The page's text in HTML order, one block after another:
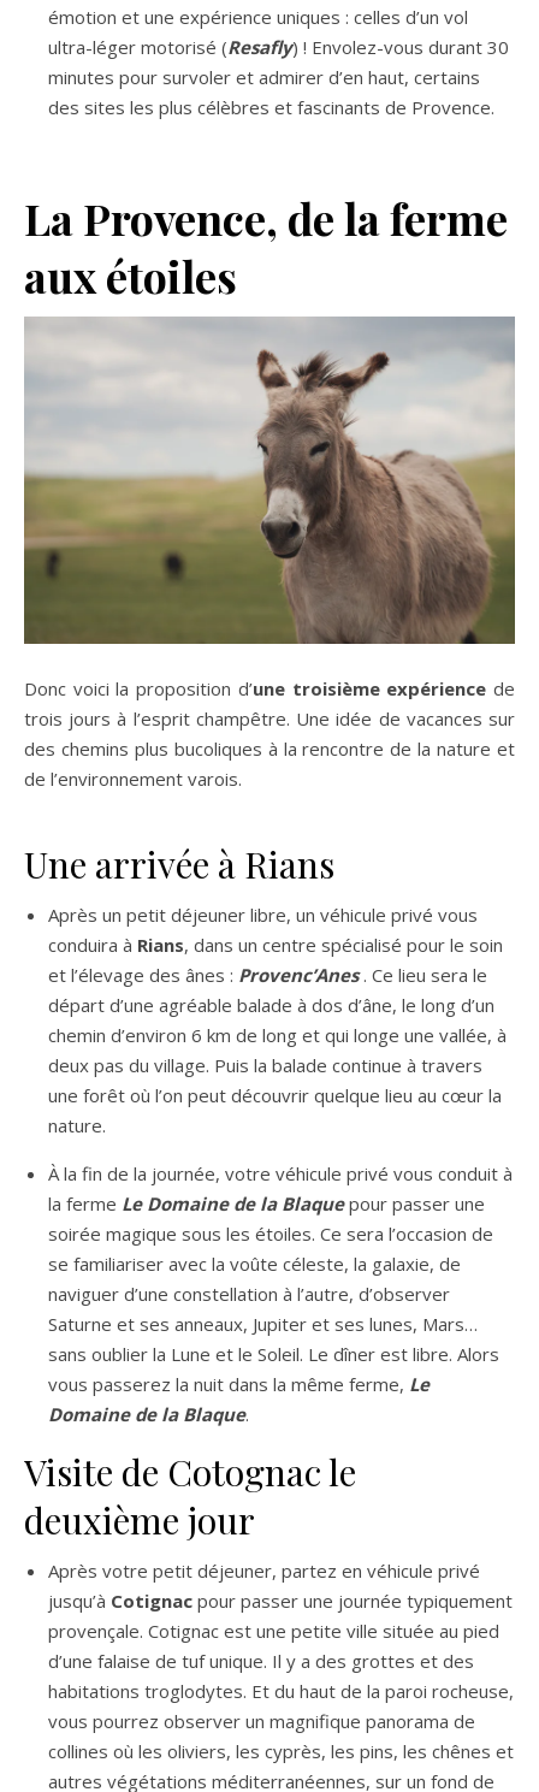
émotion et une expérience uniques : celles d’un vol
ultra-léger motorisé (Resafly) ! Envolez-vous durant 30
minutes pour survoler et admirer d’en haut, certains
des sites les plus célèbres et fascinants de Provence.
La Provence, de la ferme
aux étoiles
Donc voici la proposition d’une troisième expérience de
trois jours à l’esprit champêtre. Une idée de vacances sur
des chemins plus bucoliques à la rencontre de la nature et
de l’environnement varois.
Une arrivée à Rians
Après un petit déjeuner libre, un véhicule privé vous
conduira à Rians, dans un centre spécialisé pour le soin
et l’élevage des ânes : Provenc’Anes. Ce lieu sera le
départ d’une agréable balade à dos d’âne, le long d’un
chemin d’environ 6 km de long et qui longe une vallée, à
deux pas du village. Puis la balade continue à travers
une forêt où l’on peut découvrir quelque lieu au cœur la
nature.
À la fin de la journée, votre véhicule privé vous conduit à
la ferme Le Domaine de la Blaquepour passer une
soirée magique sous les étoiles. Ce sera l’occasion de
se familiariser avec la voûte céleste, la galaxie, de
naviguer d’une constellation à l’autre, d’observer
Saturne et ses anneaux, Jupiter et ses lunes, Mars…
sans oublier la Lune et le Soleil. Le dîner est libre. Alors
vous passerez la nuit dans la même ferme, Le
Domaine de la Blaque.
Visite de Cotognac le
deuxième jour
Après votre petit déjeuner, partez en véhicule privé
jusqu’à Cotignac pour passer une journée typiquement
provençale. Cotignac est une petite ville située au pied
d’une falaise de tuf unique. Il y a des grottes et des
habitations troglodytes. Et du haut de la paroi rocheuse,
vous pourrez observer un magnifique panorama de
collines où les oliviers, les cyprès, les pins, les chênes et
autres végétations méditerranéennes, sur un fond de